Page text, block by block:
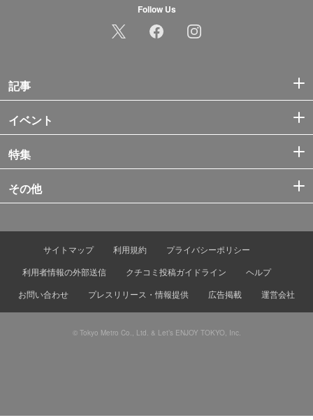
Follow Us
記事
イベント
特集
その他
サイトマップ 利用規約
プライバシーポリシー
利用者情報の外部送信
クチコミ投稿ガイドライン
ヘルプ
お問い合わせ
プレスリリース・情報提供 広告掲載 運営会社
© Tokyo Metro Co., Ltd. & Let’s ENJOY TOKYO, Inc.